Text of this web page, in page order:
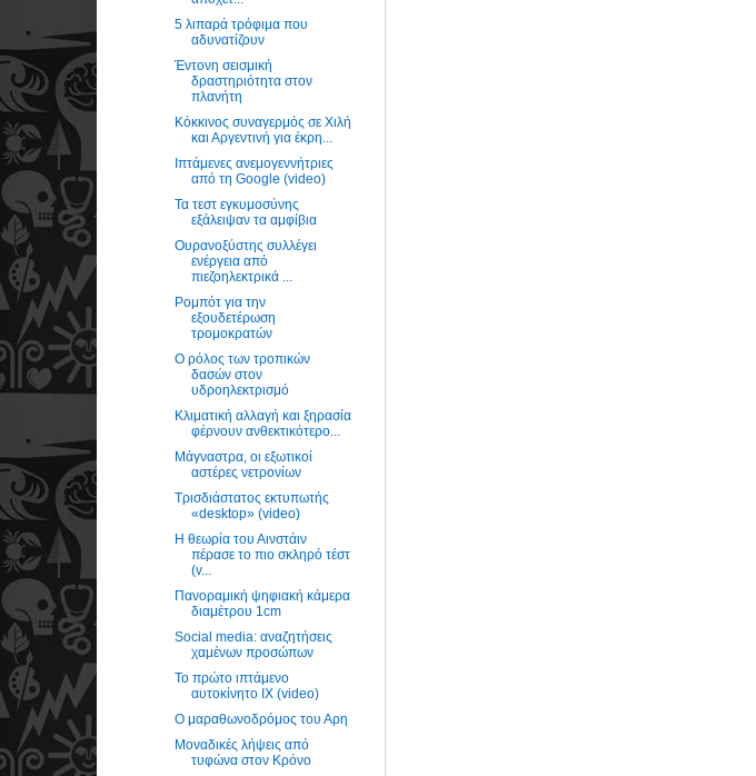
5 λιπαρά τρόφιμα που
αδυνατίζουν
Έντονη σεισμική
δραστηριότητα στον
πλανήτη
Κόκκινος συναγερμός σε Χιλή
και Αργεντινή για έκρη...
Ιπτάμενες ανεμογεννήτριες
από τη Google (video)
Τα τεστ εγκυμοσύνης
εξάλειψαν τα αμφίβια
Ουρανοξύστης συλλέγει
ενέργεια από
πιεζοηλεκτρικά ...
Ρομπότ για την
εξουδετέρωση
τρομοκρατών
Ο ρόλος των τροπικών
δασών στον
υδροηλεκτρισμό
Κλιματική αλλαγή και ξηρασία
φέρνουν ανθεκτικότερο...
Μάγναστρα, οι εξωτικοί
αστέρες νετρονίων
Τρισδιάστατος εκτυπωτής
«desktop» (video)
Η θεωρία του Αινστάιν
πέρασε το πιο σκληρό τέστ
(v...
Πανοραμική ψηφιακή κάμερα
διαμέτρου 1cm
Social media: αναζητήσεις
χαμένων προσώπων
Το πρώτο ιπτάμενο
αυτοκίνητο ΙΧ (video)
Ο μαραθωνοδρόμος του Αρη
Μοναδικές λήψεις από
τυφώνα στον Κρόνο